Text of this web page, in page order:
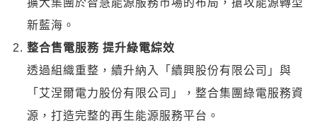
擴大集團於智慧能源服務市場的布局，搶攻能源轉型
新藍海。
整合售電服務 提升綠電綜效
透過組織重整，續升納入「續興股份有限公司」與
「艾涅爾電力股份有限公司」，整合集團綠電服務資
源，打造完整的再生能源服務平台。